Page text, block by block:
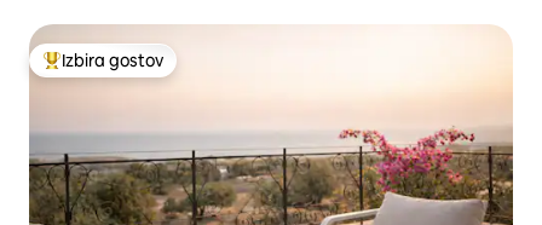
Najbolj priljubljena prenočišča z značko »Izbira gostov«
Izbira gostov